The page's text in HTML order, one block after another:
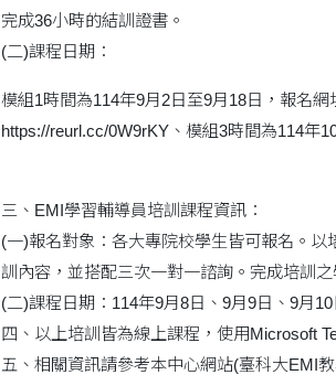
完成36小時的結訓證書。
(二)課程日期：
模組1時間為114年9月2日至9月18日，報名
https://reurl.cc/0W9rKY、模組3時間為114年
三、EMI學習輔導員培訓課程資訊：
(一)報名對象：各大專院校學生皆可報名。
訓內容，並搭配三次一對一諮詢。完成培訓
(二)課程日期：114年9月8日、9月9日、9月
四、以上培訓皆為線上課程，使用Microsoft
五、相關資訊請參考本中心網站(臺科大EMI